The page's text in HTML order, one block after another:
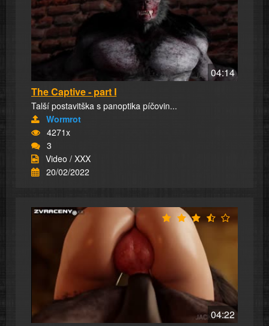
04:14
The Captive - part I
Talší postavitška s panoptika píčovin...
Wormrot
4271x
3
Video / XXX
20/02/2022
04:22